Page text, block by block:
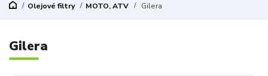
Olejové filtry MOTO, ATV Gilera
Gilera